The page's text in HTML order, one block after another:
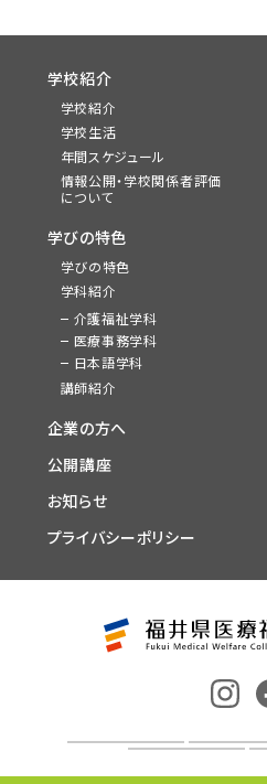
学校紹介
学校紹介
学校生活
年間スケジュール
情報公開・学校関係者評価
について
学びの特色
学びの特色
学科紹介
介護福祉学科
医療事務学科
日本語学科
講師紹介
企業の方へ
公開講座
お知らせ
プライバシーポリシー